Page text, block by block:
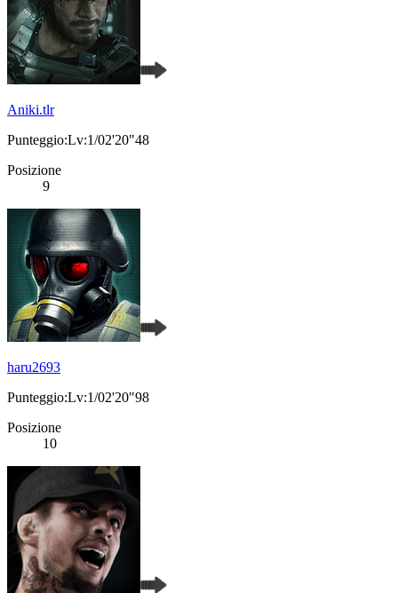
Aniki.tlr
Punteggio:Lv:1/02'20"48
Posizione
9
haru2693
Punteggio:Lv:1/02'20"98
Posizione
10